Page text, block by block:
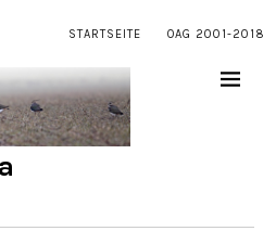
STARTSEITE OAG 2001-2018